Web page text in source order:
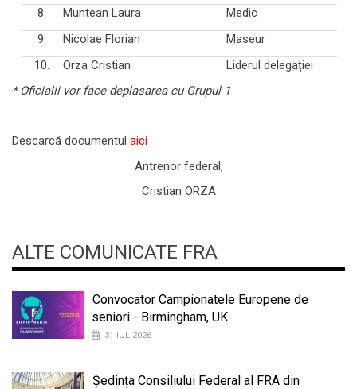
8.
Muntean Laura
Medic
9.
Nicolae Florian
Maseur
10.
Orza Cristian
Liderul delegației
* Oficialii vor face deplasarea cu Grupul 1
Descarcă documentul aici
Antrenor federal,
Cristian ORZA
ALTE COMUNICATE FRA
Convocator Campionatele Europene de
seniori - Birmingham, UK
31 IUL 2026
Ședința Consiliului Federal al FRA din